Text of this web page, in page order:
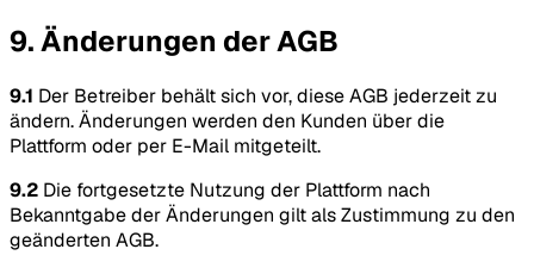
9. Änderungen der AGB
9.1 Der Betreiber behält sich vor, diese AGB jederzeit zu
ändern. Änderungen werden den Kunden über die
Plattform oder per E-Mail mitgeteilt.
9.2 Die fortgesetzte Nutzung der Plattform nach
Bekanntgabe der Änderungen gilt als Zustimmung zu den
geänderten AGB.